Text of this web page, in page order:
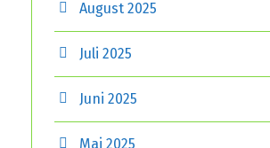
August 2025
Juli 2025
Juni 2025
Mai 2025